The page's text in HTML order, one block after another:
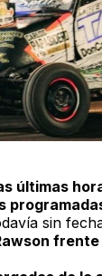
últimas
sin